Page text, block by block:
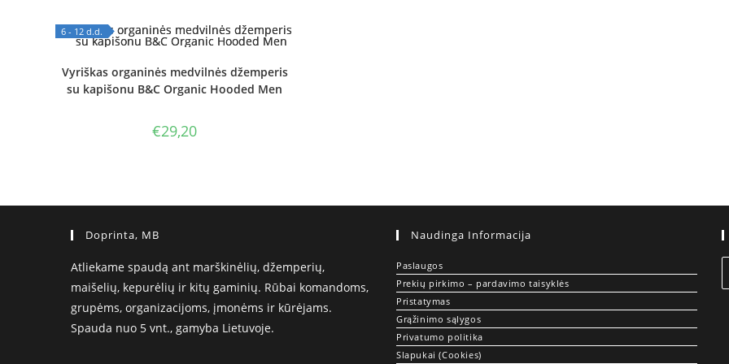
6 - 12 d.d.
OUT OF STOCK
Vyriškas organinės medvilnės džemperis
su kapišonu B&C Organic Hooded Men
€29,20
Doprinta, MB
Atliekame spaudą ant marškinėlių, džemperių,
maišelių, kepurėlių ir kitų gaminių. Rūbai komandoms,
grupėms, organizacijoms, įmonėms ir kūrėjams.
Spauda nuo 5 vnt., gamyba Lietuvoje.
Naudinga Informacija
Paslaugos
Prekių pirkimo – pardavimo taisyklės
Pristatymas
Grąžinimo sąlygos
Privatumo politika
Slapukai (Cookies)